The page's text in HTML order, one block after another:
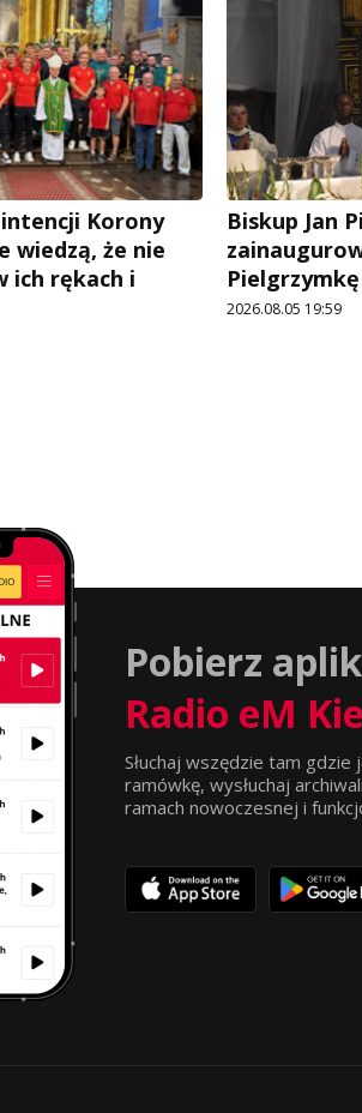
Korony
wiedzą, że nie
ich rękach i
Biskup Jan
2026.08.05 19:59
Pobierz
Radio eM
Słuchaj wszędzie tam gdzie
ramówkę, wysłuchaj
ramach nowoczesnej i